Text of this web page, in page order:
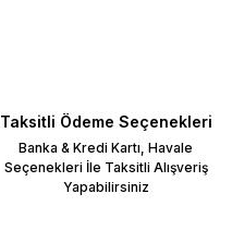
Taksitli Ödeme Seçenekleri
Banka & Kredi Kartı, Havale
Seçenekleri İle Taksitli Alışveriş
Yapabilirsiniz